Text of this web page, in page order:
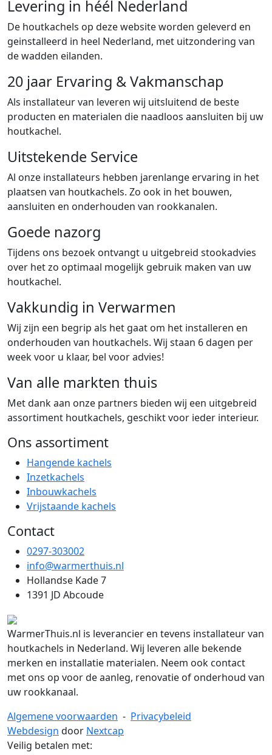
Levering in héél Nederland
De houtkachels op deze website worden geleverd en
geinstalleerd in heel Nederland, met uitzondering van
de wadden eilanden.
20 jaar Ervaring & Vakmanschap
Als installateur van leveren wij uitsluitend de beste
producten en materialen die naadloos aansluiten bij uw
houtkachel.
Uitstekende Service
Al onze installateurs hebben jarenlange ervaring in het
plaatsen van houtkachels. Zo ook in het bouwen,
aansluiten en onderhouden van rookkanalen.
Goede nazorg
Tijdens ons bezoek ontvangt u uitgebreid stookadvies
over het zo optimaal mogelijk gebruik maken van uw
houtkachel.
Vakkundig in Verwarmen
Wij zijn een begrip als het gaat om het installeren en
onderhouden van houtkachels. Wij staan 6 dagen per
week voor u klaar, bel voor advies!
Van alle markten thuis
Met dank aan onze partners bieden wij een uitgebreid
assortiment houtkachels, geschikt voor ieder interieur.
Ons assortiment
Hangende kachels
Inzetkachels
Inbouwkachels
Vrijstaande kachels
Contact
0297-303002
info@warmerthuis.nl
Hollandse Kade 7
1391 JD Abcoude
WarmerThuis.nl is leverancier en tevens installateur van
houtkachels in Nederland. Wij leveren alle bekende
merken en installatie materialen. Neem ook contact
met ons op voor de aanleg, renovatie of onderhoud van
uw rookkanaal.
Algemene voorwaarden - Privacybeleid
Webdesign door Nextcap
Veilig betalen met: